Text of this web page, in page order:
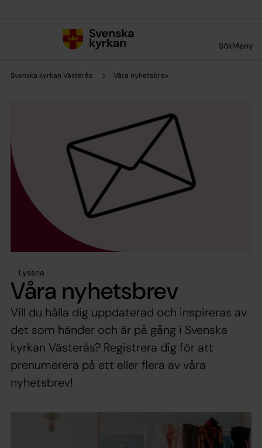
SökMeny
Svenska kyrkan Västerås Våra nyhetsbrev
Lyssna
Våra nyhetsbrev
Vill du hålla dig uppdaterad och inspireras av
det som händer och är på gång i Svenska
kyrkan Västerås? Registrera dig för att
prenumerera på ett eller flera av våra
nyhetsbrev!